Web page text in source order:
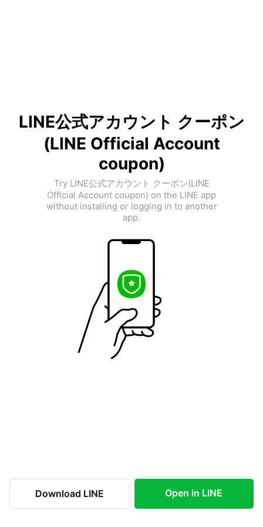
LINE公式アカウント クーポン
(LINE Official Account
coupon)
Try LINE公式アカウント クーポン(LINE
Official Account coupon) on the LINE app
without installing or logging in to another
app.
Download LINE Open in LINE